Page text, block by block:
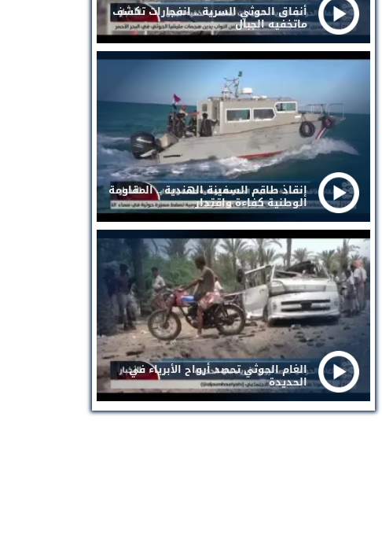
أنفاق الحوثي السرية .. انفجارات تكشف
ماتخفيه الجبال
إنقاذ طاقم السفينة الهندية .. المقاومة
الوطنية كفاءة واقتدار
الغام الحوثي تحصد أرواح الأبرياء في
الحديدة